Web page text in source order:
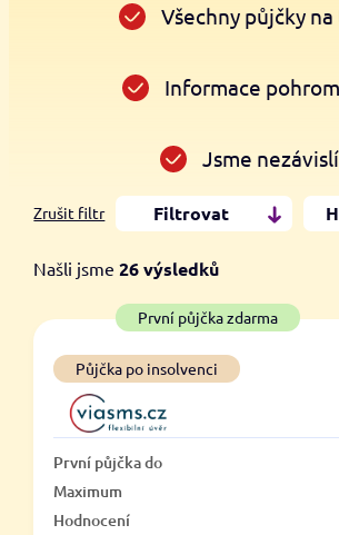
Všechny půjčky
Informace
Jsme nezávislí
Zrušit filtr Filtrovat
Od
Do
První půjčka zdarma
–
ano
Našli jsme26výsledků
První půjčka zdarma
Půjčka po insolvenci
První půjčka do
Maximum
Hodnocení